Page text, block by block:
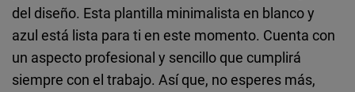
del diseño. Esta plantilla minimalista en blanco y
azul está lista para ti en este momento. Cuenta con
un aspecto profesional y sencillo que cumplirá
siempre con el trabajo. Así que, no esperes más,